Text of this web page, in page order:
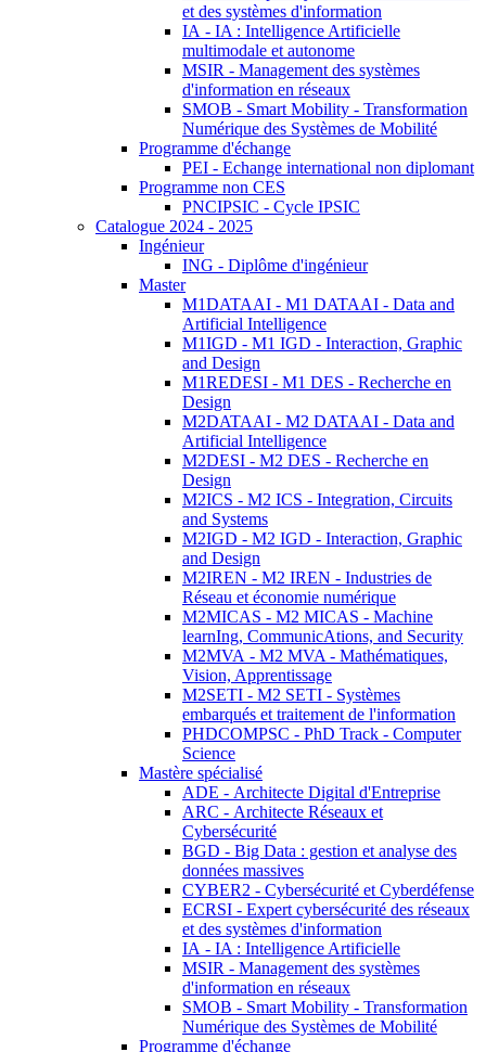
et des systèmes d'information
IA - IA : Intelligence Artificielle
multimodale et autonome
MSIR - Management des systèmes
d'information en réseaux
SMOB - Smart Mobility - Transformation
Numérique des Systèmes de Mobilité
Programme d'échange
PEI - Echange international non diplomant
Programme non CES
PNCIPSIC - Cycle IPSIC
Catalogue 2024 - 2025
Ingénieur
ING - Diplôme d'ingénieur
Master
M1DATAAI - M1 DATAAI - Data and
Artificial Intelligence
M1IGD - M1 IGD - Interaction, Graphic
and Design
M1REDESI - M1 DES - Recherche en
Design
M2DATAAI - M2 DATAAI - Data and
Artificial Intelligence
M2DESI - M2 DES - Recherche en
Design
M2ICS - M2 ICS - Integration, Circuits
and Systems
M2IGD - M2 IGD - Interaction, Graphic
and Design
M2IREN - M2 IREN - Industries de
Réseau et économie numérique
M2MICAS - M2 MICAS - Machine
learnIng, CommunicAtions, and Security
M2MVA - M2 MVA - Mathématiques,
Vision, Apprentissage
M2SETI - M2 SETI - Systèmes
embarqués et traitement de l'information
PHDCOMPSC - PhD Track - Computer
Science
Mastère spécialisé
ADE - Architecte Digital d'Entreprise
ARC - Architecte Réseaux et
Cybersécurité
BGD - Big Data : gestion et analyse des
données massives
CYBER2 - Cybersécurité et Cyberdéfense
ECRSI - Expert cybersécurité des réseaux
et des systèmes d'information
IA - IA : Intelligence Artificielle
MSIR - Management des systèmes
d'information en réseaux
SMOB - Smart Mobility - Transformation
Numérique des Systèmes de Mobilité
Programme d'échange